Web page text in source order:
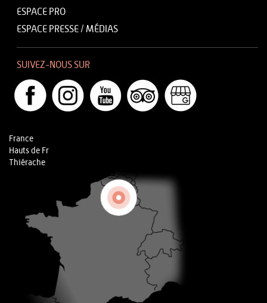
ESPACE PRO
ESPACE PRESSE / MÉDIAS
SUIVEZ-NOUS SUR
France
Hauts de Fr
Thiérache